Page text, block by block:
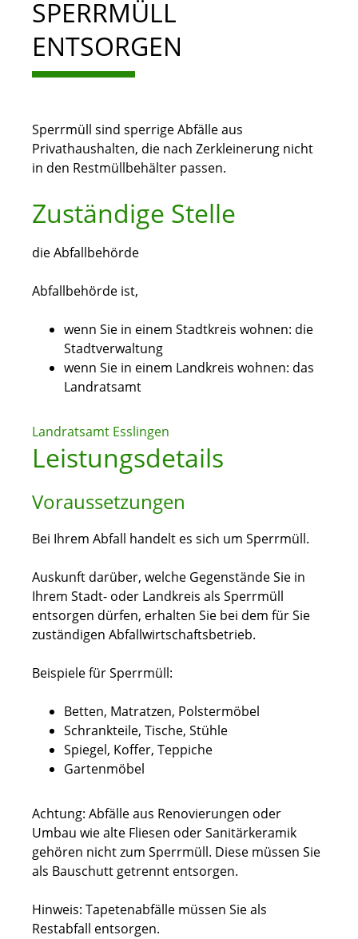
SPERRMÜLL
ENTSORGEN
Sperrmüll sind sperrige Abfälle aus
Privathaushalten, die nach Zerkleinerung nicht
in den Restmüllbehälter passen.
Zuständige Stelle
die Abfallbehörde
Abfallbehörde ist,
wenn Sie in einem Stadtkreis wohnen: die
Stadtverwaltung
wenn Sie in einem Landkreis wohnen: das
Landratsamt
Landratsamt Esslingen
Leistungsdetails
Voraussetzungen
Bei Ihrem Abfall handelt es sich um Sperrmüll.
Auskunft darüber, welche Gegenstände Sie in
Ihrem Stadt- oder Landkreis als Sperrmüll
entsorgen dürfen, erhalten Sie bei dem für Sie
zuständigen Abfallwirtschaftsbetrieb.
Beispiele für Sperrmüll:
Betten, Matratzen, Polstermöbel
Schrankteile, Tische, Stühle
Spiegel, Koffer, Teppiche
Gartenmöbel
Achtung: Abfälle aus Renovierungen oder
Umbau wie alte Fliesen oder Sanitärkeramik
gehören nicht zum Sperrmüll. Diese müssen Sie
als Bauschutt getrennt entsorgen.
Hinweis: Tapetenabfälle müssen Sie als
Restabfall entsorgen.